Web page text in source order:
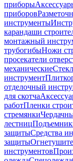
приборы
приборов
инструменты
карандаши
монтажный
трубогибыНожи
просекатели
механические
инструмент
отделочный
для скотча
работПленки
стремянки
лестниц
защитыСредства
защиты
инструментов